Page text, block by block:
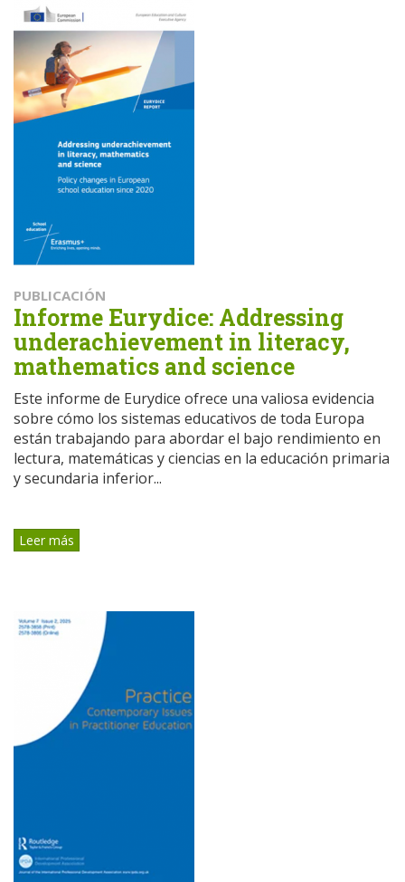
PUBLICACIÓN
Informe Eurydice: Addressing
underachievement in literacy,
mathematics and science
Este informe de Eurydice ofrece una valiosa evidencia
sobre cómo los sistemas educativos de toda Europa
están trabajando para abordar el bajo rendimiento en
lectura, matemáticas y ciencias en la educación primaria
y secundaria inferior...
Leer más